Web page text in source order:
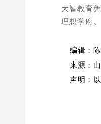
大智教育
理想学府
编辑：
来源：
声明：